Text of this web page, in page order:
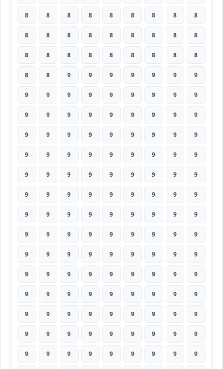
8 8 8 8 8 8 8 8 8
8 8 8 8 8 8 8 8 8
8 8 8 8 8 8 8 8 8
8 8 9 9 9 9 9 9 9
9 9 9 9 9 9 9 9 9
9 9 9 9 9 9 9 9 9
9 9 9 9 9 9 9 9 9
9 9 9 9 9 9 9 9 9
9 9 9 9 9 9 9 9 9
9 9 9 9 9 9 9 9 9
9 9 9 9 9 9 9 9 9
9 9 9 9 9 9 9 9 9
9 9 9 9 9 9 9 9 9
9 9 9 9 9 9 9 9 9
9 9 9 9 9 9 9 9 9
9 9 9 9 9 9 9 9 9
9 9 9 9 9 9 9 9 9
9 9 9 9 9 9 9 9 9